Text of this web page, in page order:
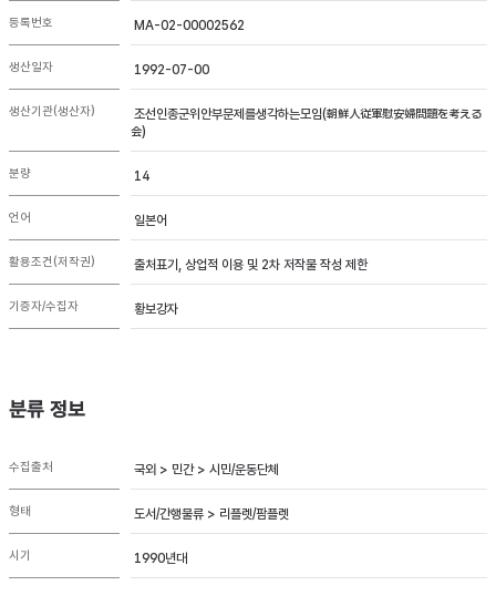
등록번호 MA-02-00002562
생산일자 1992-07-00
생산기관(생산자)
조선인종군위안부문제를생각하는모임(朝鮮人従軍慰安婦問題を考える
会)
분량 14
언어 일본어
활용조건(저작권) 출처표기, 상업적 이용 및 2차 저작물 작성 제한
기증자/수집자 황보강자
분류 정보
수집출처 국외 > 민간 > 시민/운동단체
형태 도서/간행물류 > 리플렛/팜플렛
시기 1990년대